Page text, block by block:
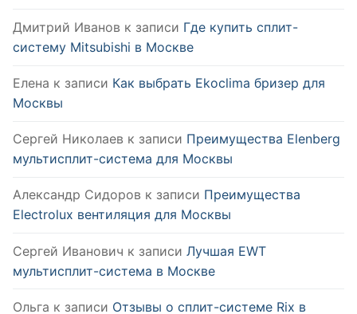
Дмитрий Иванов к записи Где купить сплит-
систему Mitsubishi в Москве
Елена к записи Как выбрать Ekoclima бризер для
Москвы
Сергей Николаев к записи Преимущества Elenberg
мультисплит-система для Москвы
Александр Сидоров к записи Преимущества
Electrolux вентиляция для Москвы
Сергей Иванович к записи Лучшая EWT
мультисплит-система в Москве
Ольга к записи Отзывы о сплит-системе Rix в